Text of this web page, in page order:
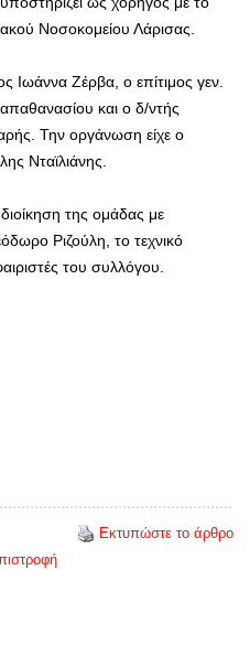
Νοσοκομείου Λάρισας.
Ζέρβα, ο επίτιμος γεν.
και ο δ/ντής
Την οργάνωση είχε ο
Νταϊλιάνης.
της ομάδας με
Ριζούλη, το τεχνικό
του συλλόγου.
Εκτυπώστε το άρθρο